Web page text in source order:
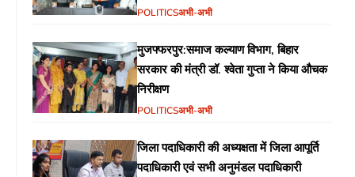
(MoU) पर हस्ताक्षर
POLITICSअभी-अभी
मुजफ्फरपुर:समाज कल्याण विभाग, बिहार
सरकार की मंत्री डॉ. श्वेता गुप्ता ने किया औचक
निरीक्षण
POLITICSअभी-अभी
जिला पदाधिकारी की अध्यक्षता में जिला आपूर्ति
पदाधिकारी एवं सभी अनुमंडल पदाधिकारी